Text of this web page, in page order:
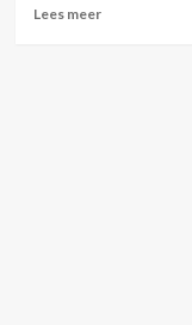
Lees meerLees